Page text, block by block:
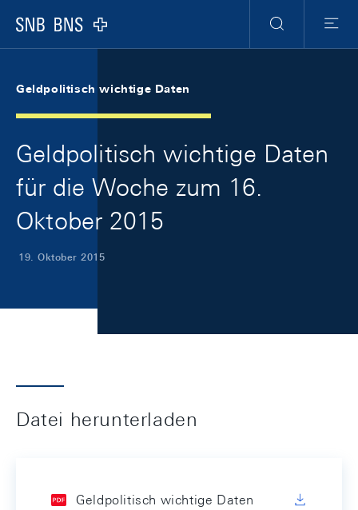
Logo
Suche
Menu
Geldpolitisch wichtige Daten
Geldpolitisch wichtige Daten
für die Woche zum 16.
Oktober 2015
19. Oktober 2015
Datei herunterladen
Geldpolitisch wichtige Daten